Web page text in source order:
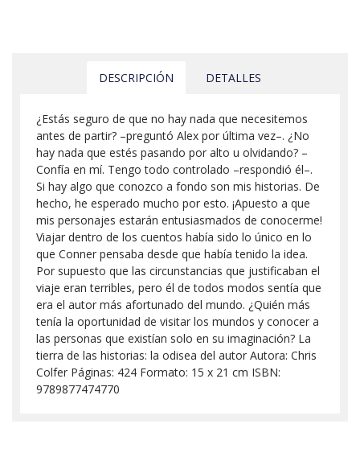
DESCRIPCIÓN DETALLES
¿Estás seguro de que no hay nada que necesitemos
antes de partir? –preguntó Alex por última vez–. ¿No
hay nada que estés pasando por alto u olvidando? –
Confía en mí. Tengo todo controlado –respondió él–.
Si hay algo que conozco a fondo son mis historias. De
hecho, he esperado mucho por esto. ¡Apuesto a que
mis personajes estarán entusiasmados de conocerme!
Viajar dentro de los cuentos había sido lo único en lo
que Conner pensaba desde que había tenido la idea.
Por supuesto que las circunstancias que justificaban el
viaje eran terribles, pero él de todos modos sentía que
era el autor más afortunado del mundo. ¿Quién más
tenía la oportunidad de visitar los mundos y conocer a
las personas que existían solo en su imaginación? La
tierra de las historias: la odisea del autor Autora: Chris
Colfer Páginas: 424 Formato: 15 x 21 cm ISBN:
9789877474770